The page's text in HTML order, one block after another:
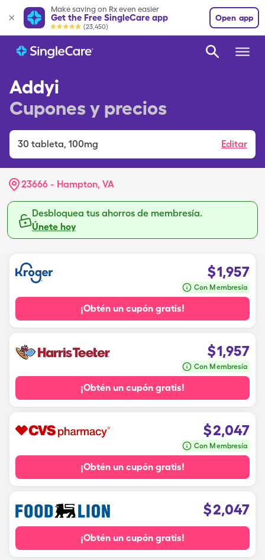
Make saving on Rx even easier
Get the Free SingleCare app
(23,450)
Open app
Addyi
Cupones y precios
30 tableta, 100mg Editar
23666 - Hampton, VA
Desbloquea tus ahorros de membresía.
Únete hoy
$1,957
Con Membresía
¡Obtén un cupón gratis!
$1,957
Con Membresía
¡Obtén un cupón gratis!
$2,047
Con Membresía
¡Obtén un cupón gratis!
$2,047
¡Obtén un cupón gratis!